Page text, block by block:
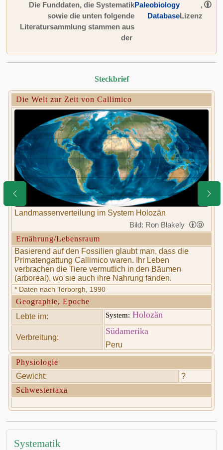
Die Funddaten, die Systematik
sowie die unten folgende
Literatursammlung stammen aus
der
Paleobiology
Database
,
Lizenz
Steckbrief
Die Welt zur Zeit von Callimico
Landmassenverteilung im System Holozän
Bild: Ron Blakely
Ernährung/Lebensraum
Basierend auf den Fossilien glaubt man, dass die
Primatengattung Callimico waren. Ihr Leben
verbrachen die Tiere vermutlich in den Bäumen
(arboreal), wo sie auch ihre Nahrung fanden.
* Daten nach Terborgh, 1990
Geographie, Epoche
Lebte im:
System: Holozän
Verbreitung:
Südamerika
Peru
Physiologie
Gewicht:
?
Schwestertaxa
Systematik